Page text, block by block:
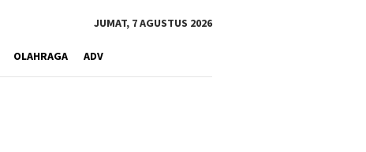
JUMAT, 7 AGUSTUS 2026
OLAHRAGA ADV